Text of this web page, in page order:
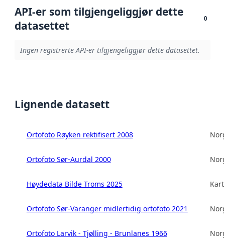
API-er som tilgjengeliggjør dette
datasettet
0
Ingen registrerte API-er tilgjengeliggjør dette datasettet.
Lignende datasett
Ortofoto Røyken rektifisert 2008
Ortofoto Sør-Aurdal 2000
Høydedata Bilde Troms 2025
Ortofoto Sør-Varanger midlertidig ortofoto 2021
Ortofoto Larvik - Tjølling - Brunlanes 1966